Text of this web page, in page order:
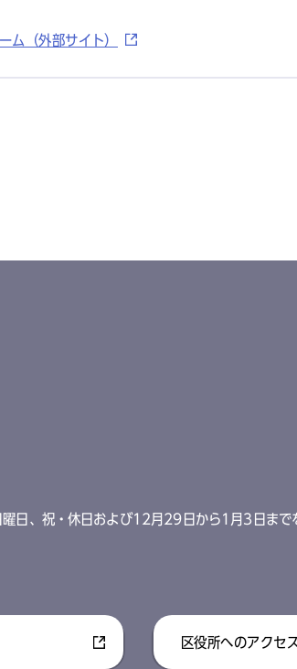
ム（外部サイト）
日、祝・休日および12月29日から1月3日まで
区役所へのアクセス